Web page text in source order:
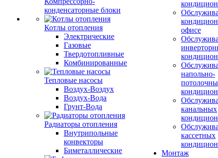
конденсаторные блоки
Котлы отопления
Электрические
Газовые
Твердотопливные
Комбинированные
Тепловые насосы
Воздух-Воздух
Воздух-Вода
Грунт-Вода
Радиаторы отопления
Внутрипольные
конвекторы
Биметаллические
офисе
напольно-
канальных
кассетных
Монтаж